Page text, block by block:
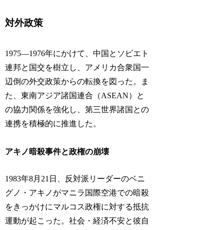
対外政策
1975―1976年にかけて、中国とソビエト
連邦と国交を樹立し、アメリカ合衆国一
辺倒の外交政策からの転換を図った。ま
た、東南アジア諸国連合（ASEAN）と
の協力関係を強化し、第三世界諸国との
連携を積極的に推進した。
アキノ暗殺事件と政権の崩壊
1983年8月21日、反対派リーダーのベニ
グノ・アキノがマニラ国際空港での暗殺
をきっかけにマルコス政権に対する抵抗
運動が起こった。社会・経済不安と彼自